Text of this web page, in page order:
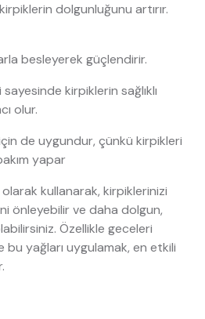
dolgunluğunu artırır.
besleyerek güçlendirir.
kirpiklerin sağlıklı
olur.
için de uygundur, çünkü kirpikleri
yapar
kullanarak, kirpiklerinizi
önleyebilir ve daha dolgun,
Özellikle geceleri
bu yağları uygulamak, en etkili